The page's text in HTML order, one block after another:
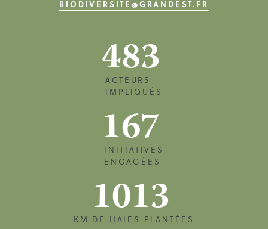
BIODIVERSITE@GRANDEST.FR
483
ACTEURS
IMPLIQUÉS
167
INITIATIVES
ENGAGÉES
1013
KM DE HAIES PLANTÉES